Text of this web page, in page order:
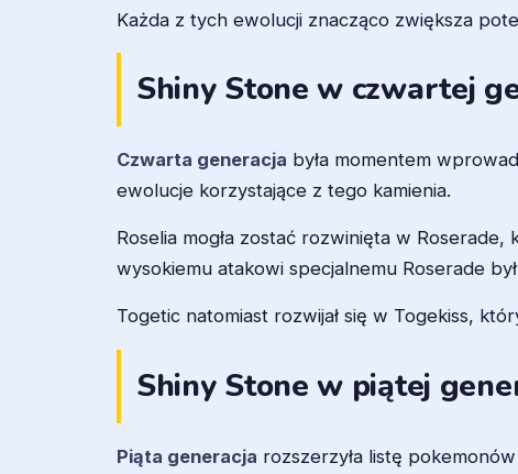
Każda z tych ewolucji znacząco zwiększa
Shiny Stone w czwartej
Czwarta generacja była momentem
ewolucje korzystające z tego kamienia.
Roselia mogła zostać rozwinięta w
wysokiemu atakowi specjalnemu Roserade
Togetic natomiast rozwijał się w Togekiss,
Shiny Stone w piątej
Piąta generacja rozszerzyła listę